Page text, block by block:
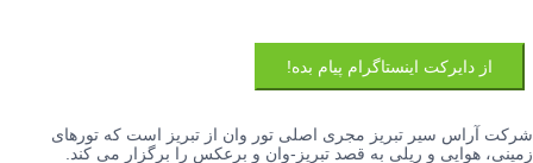
از دایرکت اینستاگرام پیام بده!
شرکت آراس سیر تبریز مجری اصلی تور وان از تبریز است که تورهای
زمینی، هوایی و ریلی به قصد تبریز-وان و برعکس را برگزار می کند.